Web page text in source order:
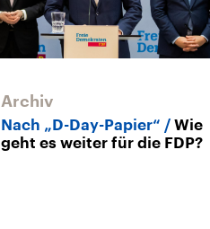
Archiv
Nach „D-Day-Papier“
Wie
geht es weiter für die FDP?